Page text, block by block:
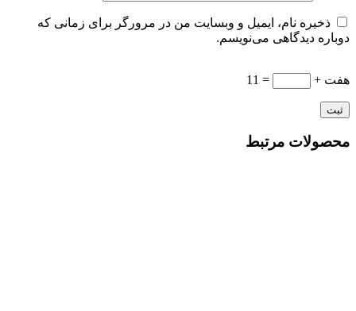
ذخیره نام، ایمیل و وبسایت من در مرورگر برای زمانی که
دوباره دیدگاهی می‌نویسم.
هفت + = 11
محصولات مرتبط